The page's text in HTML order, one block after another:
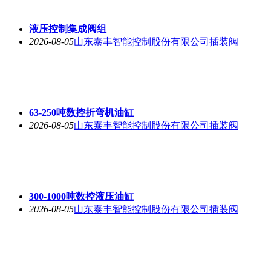
液压控制集成阀组
2026-08-05山东泰丰智能控制股份有限公司插装阀
63-250吨数控折弯机油缸
2026-08-05山东泰丰智能控制股份有限公司插装阀
300-1000吨数控液压油缸
2026-08-05山东泰丰智能控制股份有限公司插装阀